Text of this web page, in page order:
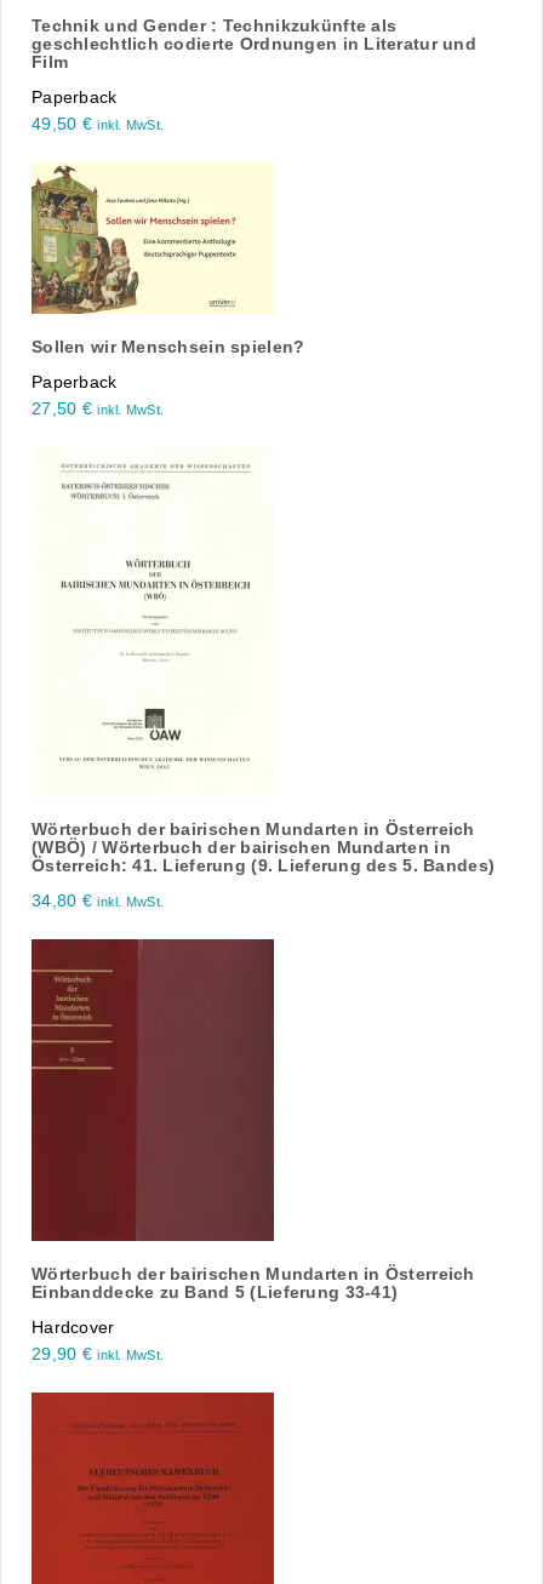
Technik und Gender : Technikzukünfte als
geschlechtlich codierte Ordnungen in Literatur und
Film
Paperback
49,50 € inkl. MwSt.
Sollen wir Menschsein spielen?
Paperback
27,50 € inkl. MwSt.
Wörterbuch der bairischen Mundarten in Österreich
(WBÖ) / Wörterbuch der bairischen Mundarten in
Österreich: 41. Lieferung (9. Lieferung des 5. Bandes)
34,80 € inkl. MwSt.
Wörterbuch der bairischen Mundarten in Österreich
Einbanddecke zu Band 5 (Lieferung 33-41)
Hardcover
29,90 € inkl. MwSt.